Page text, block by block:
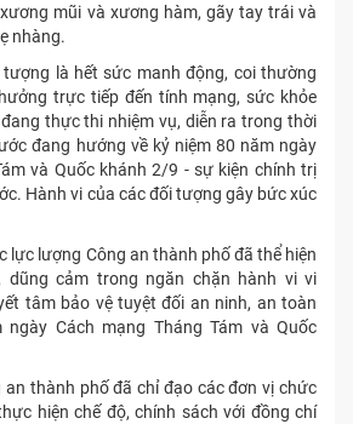
mũi và xương hàm, gãy tay trái và
nhàng.
là hết sức manh động, coi thường
trực tiếp đến tính mạng, sức khỏe
thực thi nhiệm vụ, diễn ra trong thời
đang hướng về kỷ niệm 80 năm ngày
và Quốc khánh 2/9 - sự kiện chính trị
Hành vi của các đối tượng gây bức xúc
lực lượng Công an thành phố đã thể hiện
dũng cảm trong ngăn chặn hành vi vi
tâm bảo vệ tuyệt đối an ninh, an toàn
ngày Cách mạng Tháng Tám và Quốc
an thành phố đã chỉ đạo các đơn vị chức
hiện chế độ, chính sách với đồng chí